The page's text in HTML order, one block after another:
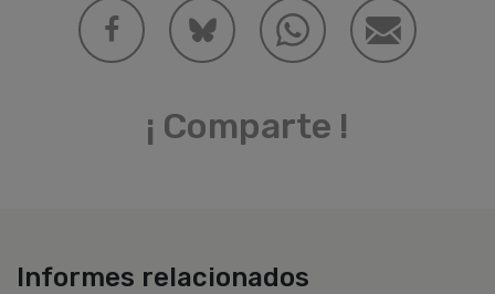
¡ Comparte !
Informes relacionados